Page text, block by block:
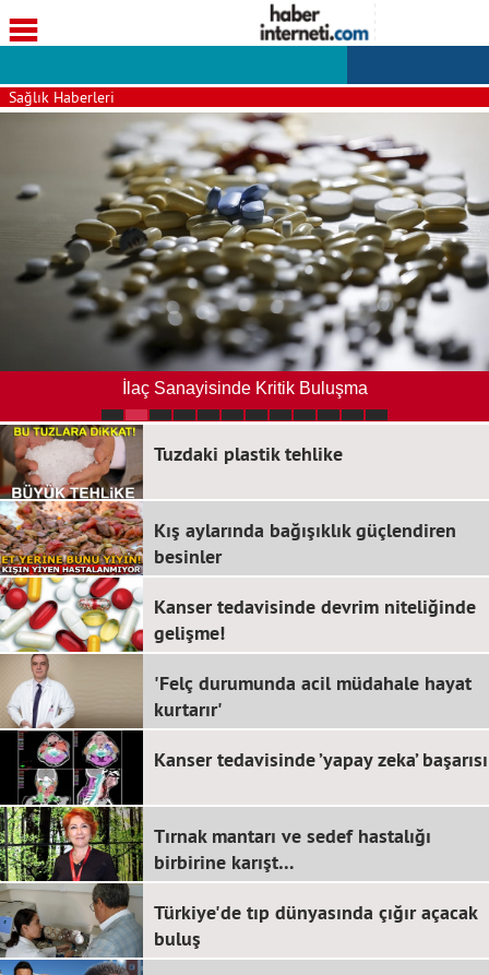
Sağlık Haberleri
İlaç Sanayisinde Kritik Buluşma
Tuzdaki plastik tehlike
Kış aylarında bağışıklık güçlendiren
besinler
Kanser tedavisinde devrim niteliğinde
gelişme!
'Felç durumunda acil müdahale hayat
kurtarır'
Kanser tedavisinde ’yapay zeka’ başarısı
Tırnak mantarı ve sedef hastalığı
birbirine karışt…
Türkiye'de tıp dünyasında çığır açacak
buluş